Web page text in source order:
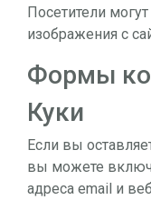
Посетители
изображения с
Формы
Куки
Если вы
вы можете
адреса email и